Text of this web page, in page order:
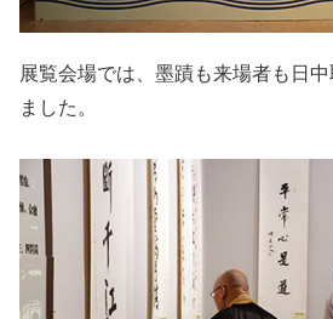
展覧会場では、墨蹟も来場者も日
ました。